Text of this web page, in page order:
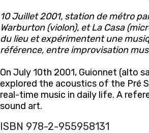
10 Juillet 2001, station de métro
Warburton (violon), et La Casa
du lieu et expérimentent une
référence, entre improvisation
On July 10th 2001, Guionnet (alto
explored the acoustics of the Pré
real-time music in daily life. A
sound art.
ISBN 978-2-955958131